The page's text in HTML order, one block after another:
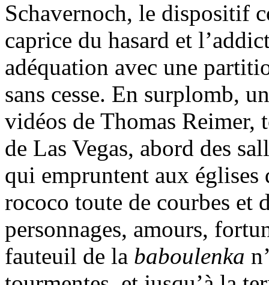
Schavernoch, le dispositif
caprice du hasard et
adéquation avec une
sans cesse. En surplomb,
vidéos de Thomas Reimer,
de Las Vegas, abord des
qui empruntent aux
rococo toute de courbes et
personnages, amours,
fauteuil de la baboulenka